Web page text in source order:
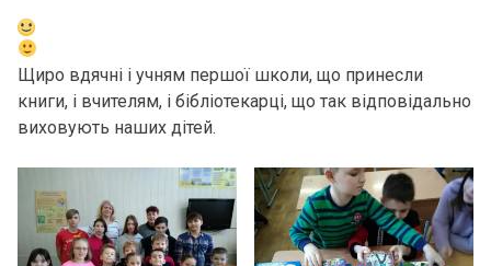
Щиро вдячні і учням першої школи, що принесли
книги, і вчителям, і бібліотекарці, що так відповідально
виховують наших дітей.